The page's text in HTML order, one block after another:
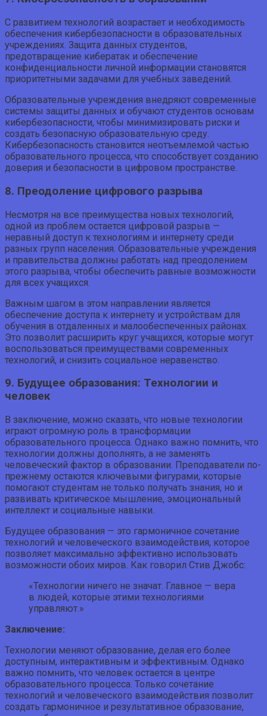
С развитием технологий возрастает и необходимость
обеспечения кибербезопасности в образовательных
учреждениях. Защита данных студентов,
предотвращение кибератак и обеспечение
конфиденциальности личной информации становятся
приоритетными задачами для учебных заведений.
Образовательные учреждения внедряют современные
системы защиты данных и обучают студентов основам
кибербезопасности, чтобы минимизировать риски и
создать безопасную образовательную среду.
Кибербезопасность становится неотъемлемой частью
образовательного процесса, что способствует созданию
доверия и безопасности в цифровом пространстве.
8. Преодоление цифрового разрыва
Несмотря на все преимущества новых технологий,
одной из проблем остается цифровой разрыв —
неравный доступ к технологиям и интернету среди
разных групп населения. Образовательные учреждения
и правительства должны работать над преодолением
этого разрыва, чтобы обеспечить равные возможности
для всех учащихся.
Важным шагом в этом направлении является
обеспечение доступа к интернету и устройствам для
обучения в отдаленных и малообеспеченных районах.
Это позволит расширить круг учащихся, которые могут
воспользоваться преимуществами современных
технологий, и снизить социальное неравенство.
9. Будущее образования: Технологии и
человек
В заключение, можно сказать, что новые технологии
играют огромную роль в трансформации
образовательного процесса. Однако важно помнить, что
технологии должны дополнять, а не заменять
человеческий фактор в образовании. Преподаватели по-
прежнему остаются ключевыми фигурами, которые
помогают студентам не только получать знания, но и
развивать критическое мышление, эмоциональный
интеллект и социальные навыки.
Будущее образования — это гармоничное сочетание
технологий и человеческого взаимодействия, которое
позволяет максимально эффективно использовать
возможности обоих миров. Как говорил Стив Джобс:
«Технологии ничего не значат. Главное — вера
в людей, которые этими технологиями
управляют.»
Заключение:
Технологии меняют образование, делая его более
доступным, интерактивным и эффективным. Однако
важно помнить, что человек остается в центре
образовательного процесса. Только сочетание
технологий и человеческого взаимодействия позволит
создать гармоничное и результативное образование,